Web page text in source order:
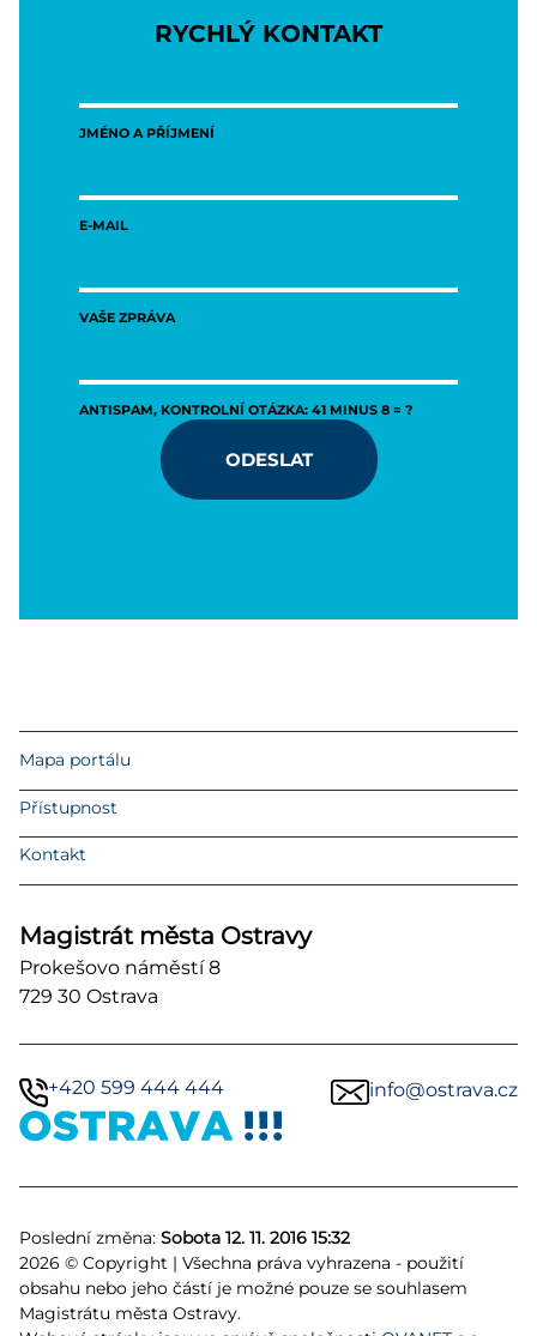
RYCHLÝ KONTAKT
JMÉNO A PŘÍJMENÍ
E-MAIL
VAŠE ZPRÁVA
ANTISPAM, KONTROLNÍ OTÁZKA: 41 MINUS 8 = ?
ODESLAT
Mapa portálu
Přístupnost
Kontakt
Magistrát města Ostravy
Prokešovo náměstí 8
729 30 Ostrava
+420 599 444 444 info@ostrava.cz
Poslední změna: Sobota 12. 11. 2016 15:32
2026 © Copyright | Všechna práva vyhrazena - použití
obsahu nebo jeho částí je možné pouze se souhlasem
Magistrátu města Ostravy.